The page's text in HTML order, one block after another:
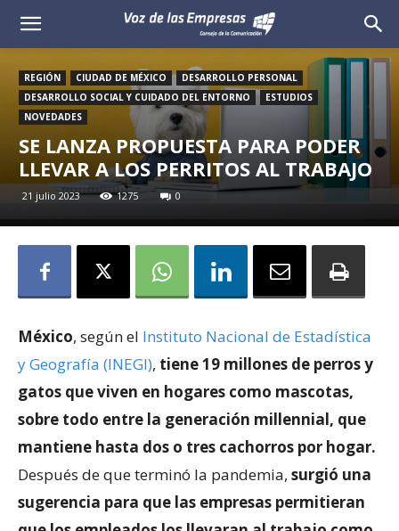
Voz
Empresas
REGIÓN CIUDAD DE MÉXICO
DESARROLLO PERSONAL
DESARROLLO SOCIAL Y CUIDADO DEL ENTORNO
ESTUDIOS
NOVEDADES
SE LANZA PROPUESTA PARA PODER
LLEVAR A LOS PERRITOS AL TRABAJO
21 julio 2023 1275 0
México, según el Instituto Nacional de Estadística
y Geografía (INEGI), tiene 19 millones de perros y
gatos que viven en hogares como mascotas,
sobre todo entre la generación millennial, que
mantiene hasta dos o tres cachorros por hogar.
Después de que terminó la pandemia, surgió una
sugerencia para que las empresas permitieran